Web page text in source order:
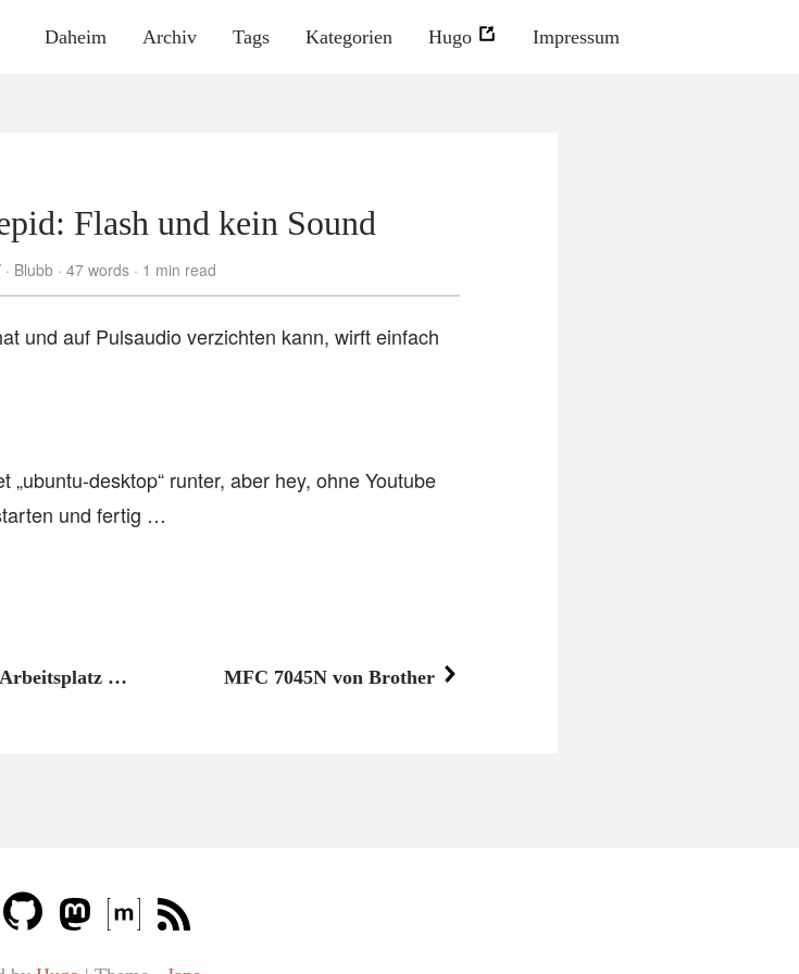
Daheim Archiv Tags Kategorien Hugo Impressum
Flash und kein Sound
Blubb 47 words 1 min read
und auf Pulsaudio verzichten kann, wirft einfach
desktop“ runter, aber hey, ohne Youtube
und fertig …
… MFC 7045N von Brother